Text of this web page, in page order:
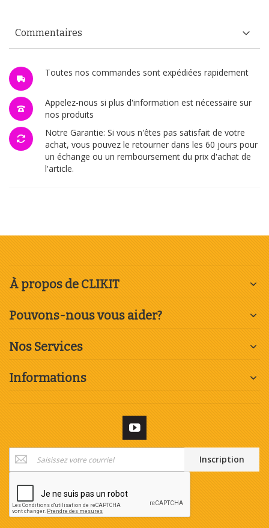
Toutes nos commandes sont expédiées rapidement
Appelez-nous si plus d'information est nécessaire sur
nos produits
Notre Garantie: Si vous n'êtes pas satisfait de votre
achat, vous pouvez le retourner dans les 60 jours pour
un échange ou un remboursement du prix d'achat de
l'article.
Commentaires
À propos de CLIKIT
Pouvons-nous vous aider?
Nos Services
Informations
Inscription
notre
newsletter
Inscription